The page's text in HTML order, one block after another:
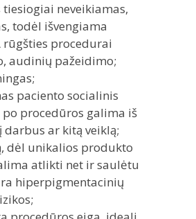
tiesiogiai neveikiamas,
todėl išvengiama
rūgšties procedurai
audinių pažeidimo;
paciento socialinis
procedūros galima iš
darbus ar kitą veiklą;
dėl unikalios produkto
atlikti net ir saulėtu
hiperpigmentacinių